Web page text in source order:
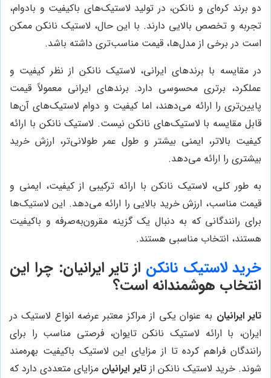
دو برند کره‌ای و نانکن، در تولید لاستیک‌های باکیفیت و بادوام،
تجربه و تخصص بالایی دارند. با این حال، لاستیک نانکن ممکن
است در برخی از مدل‌ها، قیمت مناسب‌تری داشته باشد.
در مقایسه با برندهای ایرانی، لاستیک نانکن از نظر کیفیت و
عملکرد، برتری محسوسی دارد. برندهای ایرانی معمولاً قیمت
پایین‌تری را ارائه می‌دهند، اما کیفیت و دوام لاستیک‌های آن‌ها
قابل مقایسه با لاستیک‌های نانکن نیست. لاستیک نانکن با ارائه
کیفیت بالاتر، ایمنی بیشتر و طول عمر طولانی‌تر، ارزش خرید
بیشتری را ارائه می‌دهد.
به طور کلی، لاستیک نانکن با ارائه ترکیبی از کیفیت، ایمنی و
قیمت مناسب، ارزش خرید بالایی را ارائه می‌دهد. این لاستیک‌ها
برای رانندگانی که به دنبال یک گزینه مقرون‌به‌صرفه و باکیفیت
هستند، انتخاب مناسبی هستند.
خرید لاستیک نانکن ازتایر ایرانیان: چرا این
انتخاب هوشمندانه‌ است؟
تایر ایرانیان به عنوان یکی از مراکز معتبر عرضه انواع لاستیک در
ایران، با ارائه لاستیک نانکن تایوان، فرصتی مناسب را برای
رانندگان فراهم کرده تا از مزایای این لاستیک باکیفیت بهره‌مند
شوند. خرید لاستیک نانکن ازتایر ایرانیان مزایای متعددی دارد که